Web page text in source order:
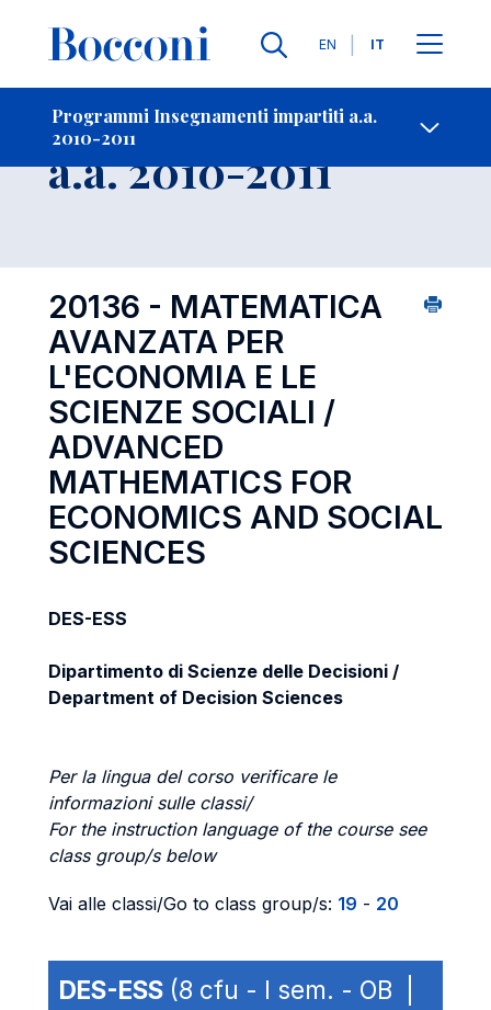
Lingue
EN IT
Programmi Insegnamenti impartiti a.a.
2010-2011
-
Insegnamento
a.a. 2010-2011
20136 - MATEMATICA
AVANZATA PER
L'ECONOMIA E LE
SCIENZE SOCIALI /
ADVANCED
MATHEMATICS FOR
ECONOMICS AND SOCIAL
SCIENCES
DES-ESS
Dipartimento di Scienze delle Decisioni /
Department of Decision Sciences
Per la lingua del corso verificare le
informazioni sulle classi/
For the instruction language of the course see
class group/s below
Vai alle classi/Go to class group/s: 19 - 20
DES-ESS (8 cfu - I sem. - OB |